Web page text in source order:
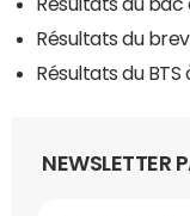
Résultats du
Résultats du BTS
NEWSLETTER